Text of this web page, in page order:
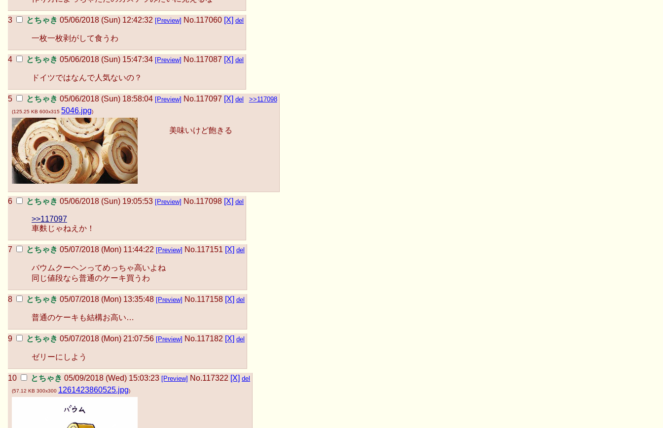
とちゃき 05/06/2018 (Sun) 12:42:32 [Preview] No.117060 [X] del
一枚一枚剥がして食うわ
とちゃき 05/06/2018 (Sun) 15:47:34 [Preview] No.117087 [X] del
ドイツではなんで人気ないの？
とちゃき 05/06/2018 (Sun) 18:58:04 [Preview] No.117097 [X] del >>117098
(125.25 KB 600x315 5046.jpg)
美味いけど飽きる
とちゃき 05/06/2018 (Sun) 19:05:53 [Preview] No.117098 [X] del
>>117097
車麩じゃねえか！
とちゃき 05/07/2018 (Mon) 11:44:22 [Preview] No.117151 [X] del
バウムクーヘンってめっちゃ高いよね
同じ値段なら普通のケーキ買うわ
とちゃき 05/07/2018 (Mon) 13:35:48 [Preview] No.117158 [X] del
普通のケーキも結構お高い…
とちゃき 05/07/2018 (Mon) 21:07:56 [Preview] No.117182 [X] del
ゼリーにしよう
とちゃき 05/09/2018 (Wed) 15:03:23 [Preview] No.117322 [X] del
(57.12 KB 300x300 1261423860525.jpg)